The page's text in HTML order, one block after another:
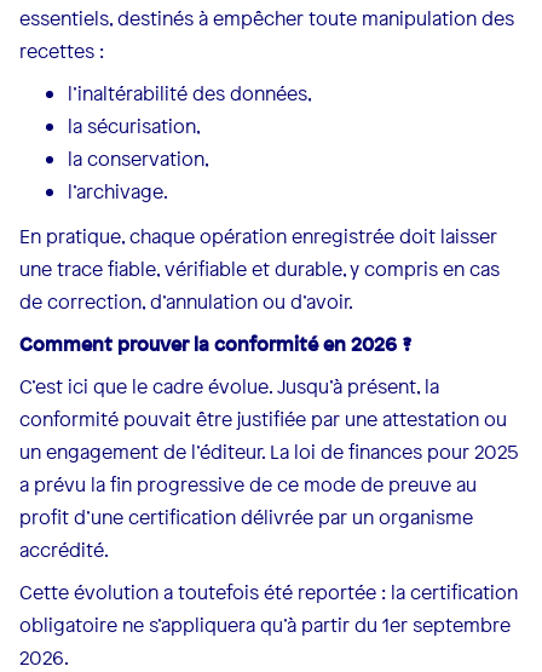
essentiels, destinés à empêcher toute manipulation des
recettes :
l’inaltérabilité des données,
la sécurisation,
la conservation,
l’archivage.
En pratique, chaque opération enregistrée doit laisser
une trace fiable, vérifiable et durable, y compris en cas
de correction, d’annulation ou d’avoir.
Comment prouver la conformité en 2026 ?
C’est ici que le cadre évolue. Jusqu’à présent, la
conformité pouvait être justifiée par une attestation ou
un engagement de l’éditeur. La loi de finances pour 2025
a prévu la fin progressive de ce mode de preuve au
profit d’une certification délivrée par un organisme
accrédité.
Cette évolution a toutefois été reportée : la certification
obligatoire ne s’appliquera qu’à partir du 1er septembre
2026.